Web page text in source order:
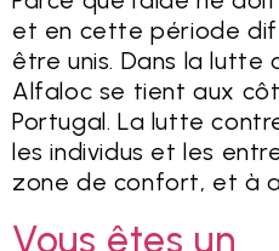
et en cette période
être unis. Dans la lutte
Alfaloc se tient aux
Portugal. La lutte
les individus et les
zone de confort, et à
Vous êtes un